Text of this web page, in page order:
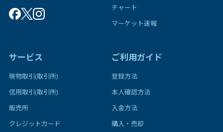
チャート
マーケット速報
サービス
現物取引(取引所)
信用取引(取引所)
販売所
クレジットカード
ご利用ガイド
登録方法
本人確認方法
入金方法
購入・売却